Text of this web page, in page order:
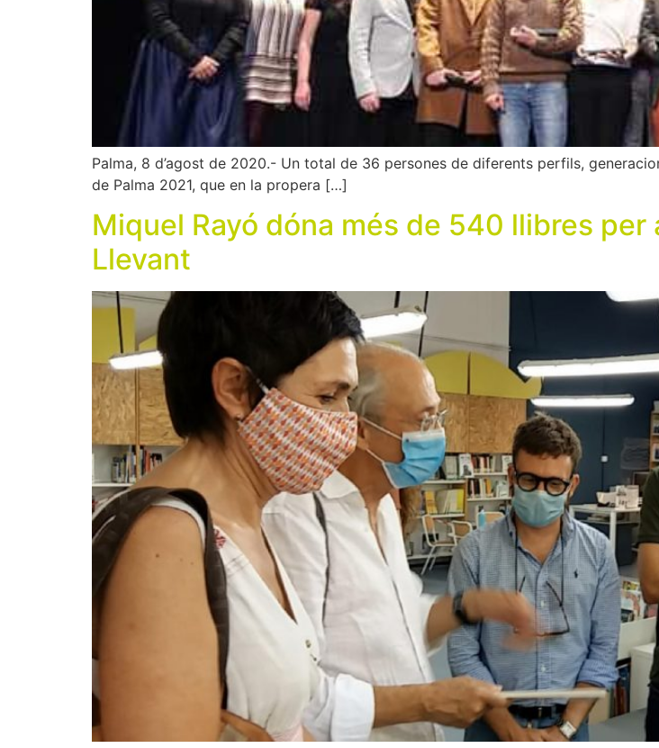
Palma, 8 d’agost de 2020.- Un total de 36 persones de diferents perfils,
de Palma 2021, que en la propera […]
Miquel Rayó dóna més de 540 llibres
Llevant